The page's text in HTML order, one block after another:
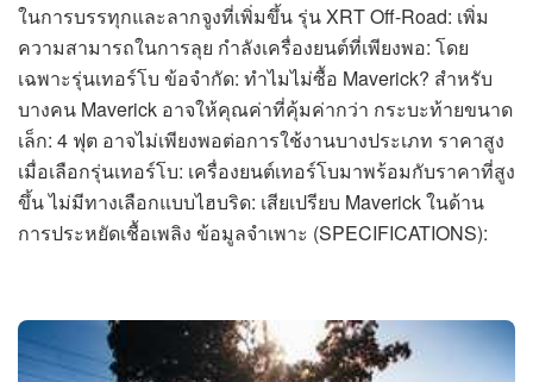
ในการบรรทุกและลากจูงที่เพิ่มขึ้น รุ่น XRT Off-Road: เพิ่ม
ความสามารถในการลุย กำลังเครื่องยนต์ที่เพียงพอ: โดย
เฉพาะรุ่นเทอร์โบ ข้อจำกัด: ทำไมไม่ซื้อ Maverick? สำหรับ
บางคน Maverick อาจให้คุณค่าที่คุ้มค่ากว่า กระบะท้ายขนาด
เล็ก: 4 ฟุต อาจไม่เพียงพอต่อการใช้งานบางประเภท ราคาสูง
เมื่อเลือกรุ่นเทอร์โบ: เครื่องยนต์เทอร์โบมาพร้อมกับราคาที่สูง
ขึ้น ไม่มีทางเลือกแบบไฮบริด: เสียเปรียบ Maverick ในด้าน
การประหยัดเชื้อเพลิง ข้อมูลจำเพาะ (SPECIFICATIONS):